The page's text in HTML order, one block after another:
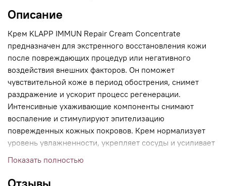
Описание
Крем KLAPP IMMUN Repair Cream Concentrate
предназначен для экстренного восстановления кожи
после повреждающих процедур или негативного
воздействия внешних факторов. Он поможет
чувствительной коже в период обострения, снимет
раздражение и ускорит процесс регенерации.
Интенсивные ухаживающие компоненты снимают
воспаление и стимулируют эпителизацию
поврежденных кожных покровов. Крем нормализует
уровень увлажненности, укрепляет сосуды и усиливает
барьерные функции кожи. Он обеспечивает ей
и восстанавливает нарушенный гидролипидный слой.
Показать полностью